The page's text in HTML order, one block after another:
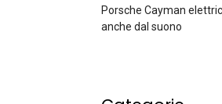
Porsche Cayman
anche dal suono